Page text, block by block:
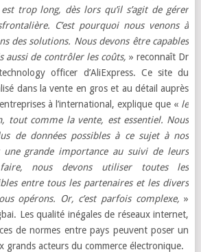
trop long, dès lors qu’il s’agit de gérer
C’est pourquoi nous venons à
des solutions. Nous devons être capables
aussi de contrôler les coûts,» reconnaît Dr
officer d’AliExpress. Ce site du
dans la vente en gros et au détail auprès
à l’international, explique que « le
tout comme la vente, est essentiel. Nous
de données possibles à ce sujet à nos
une grande importance au suivi de leurs
nous devons utiliser toutes les
entre tous les partenaires et les divers
opérons. Or, c’est parfois complexe,»
Les qualité inégales de réseaux internet,
de normes entre pays peuvent poser un
grands acteurs du commerce électronique.